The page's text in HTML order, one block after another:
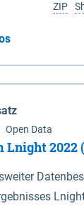
1 : 100 000
Karte 1 : 5
im
Transversalen
Zone 32 N
gilt für die
ZIP
Open Data
Lnight 2022